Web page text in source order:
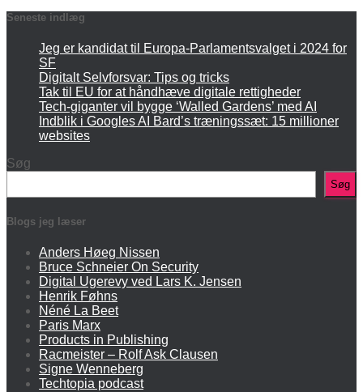
Seneste indlæg
Jeg er kandidat til Europa-Parlamentsvalget i 2024 for
SF
Digitalt Selvforsvar: Tips og tricks
Tak til EU for at håndhæve digitale rettigheder
Tech-giganter vil bygge ‘Walled Gardens’ med AI
Indblik i Googles AI Bard’s træningssæt: 15 millioner
websites
Søg
Søg
Blogs jeg læser
Anders Høeg Nissen
Bruce Schneier On Security
Digital Ugerevy ved Lars K. Jensen
Henrik Føhns
Néné La Beet
Paris Marx
Products in Publishing
Racmeister – Rolf Ask Clausen
Signe Wenneberg
Techtopia podcast